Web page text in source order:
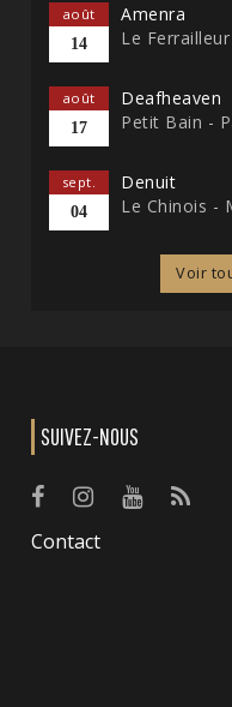
août
14
Amenra
Le
août
17
Deafheaven
Petit Bain -
sept.
04
Denuit
Le Chinois -
Voir
SUIVEZ-NOUS
Contact